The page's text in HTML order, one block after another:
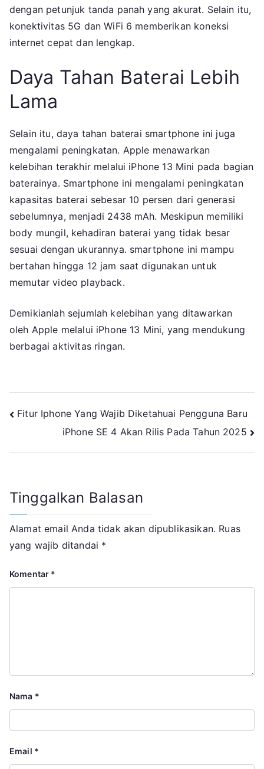
dengan petunjuk tanda panah yang akurat. Selain itu,
konektivitas 5G dan WiFi 6 memberikan koneksi
internet cepat dan lengkap.
Daya Tahan Baterai Lebih
Lama
Selain itu, daya tahan baterai smartphone ini juga
mengalami peningkatan. Apple menawarkan
kelebihan terakhir melalui iPhone 13 Mini pada bagian
baterainya. Smartphone ini mengalami peningkatan
kapasitas baterai sebesar 10 persen dari generasi
sebelumnya, menjadi 2438 mAh. Meskipun memiliki
body mungil, kehadiran baterai yang tidak besar
sesuai dengan ukurannya. smartphone ini mampu
bertahan hingga 12 jam saat digunakan untuk
memutar video playback.
Demikianlah sejumlah kelebihan yang ditawarkan
oleh Apple melalui iPhone 13 Mini, yang mendukung
berbagai aktivitas ringan.
Navigasi
Fitur Iphone Yang Wajib Diketahuai Pengguna Baru
iPhone SE 4 Akan Rilis Pada Tahun 2025
Tinggalkan Balasan
Alamat email Anda tidak akan dipublikasikan. Ruas
yang wajib ditandai *
Komentar *
Nama *
Email *